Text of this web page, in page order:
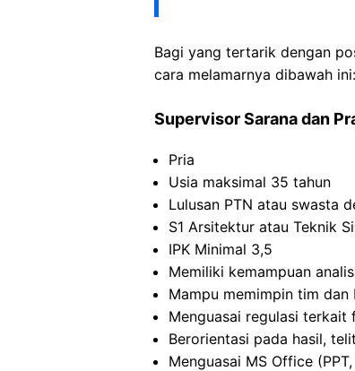
Bagi yang tertarik dengan
cara melamarnya dibawah ini:
Supervisor Sarana dan
Pria
Usia maksimal 35 tahun
Lulusan PTN atau swasta
S1 Arsitektur atau Teknik
IPK Minimal 3,5
Memiliki kemampuan
Mampu memimpin tim
Menguasai regulasi terkait
Berorientasi pada hasil,
Menguasai MS Office